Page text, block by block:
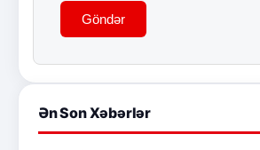
Göndər
Ən Son Xəbərlər